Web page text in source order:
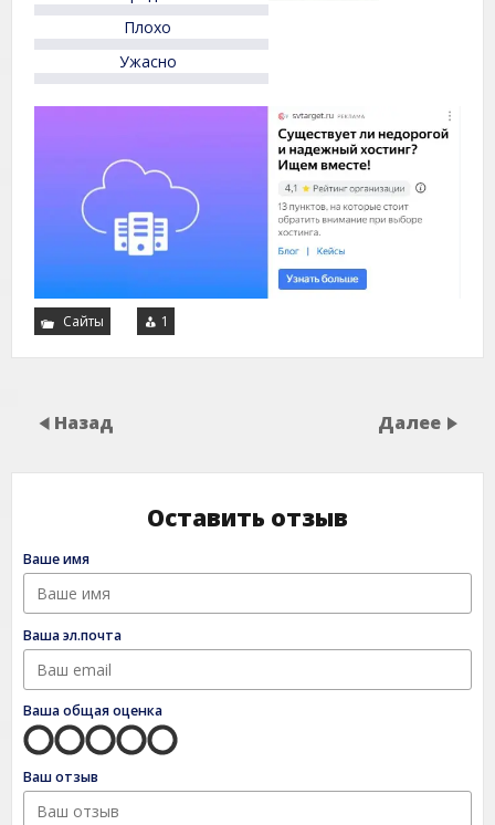
Плохо
Ужасно
Сайты 1
Назад Далее
Оставить отзыв
Ваше имя
Ваша эл.почта
Ваша общая оценка
Ваш отзыв